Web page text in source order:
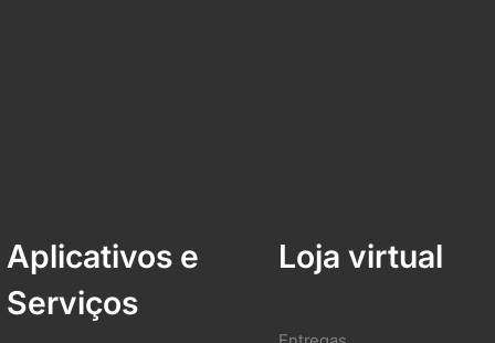
Aplicativos e
Serviços
Loja virtual